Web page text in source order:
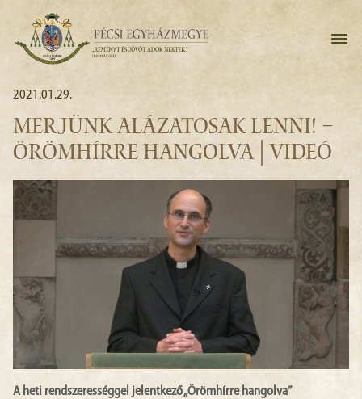
2021.01.29.
MERJÜNK ALÁZATOSAK LENNI! –
ÖRÖMHÍRRE HANGOLVA | VIDEÓ
A heti rendszerességgel jelentkező „Örömhírre hangolva”